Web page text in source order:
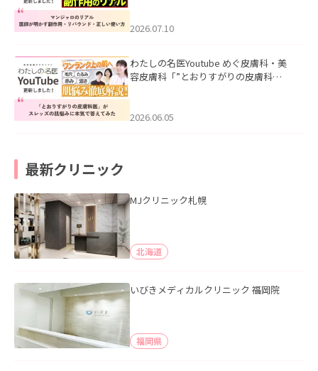
た。
2026.07.10
わたしの名医Youtube めぐ皮膚科・美
容皮膚科「”とおりすがりの皮膚科
2026.06.05
最新クリニック
MJクリニック札幌
北海道
いびきメディカルクリニック 福岡院
福岡県